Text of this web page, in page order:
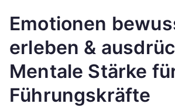
Emotionen
erleben &
Mentale Stärke
Führungskräfte